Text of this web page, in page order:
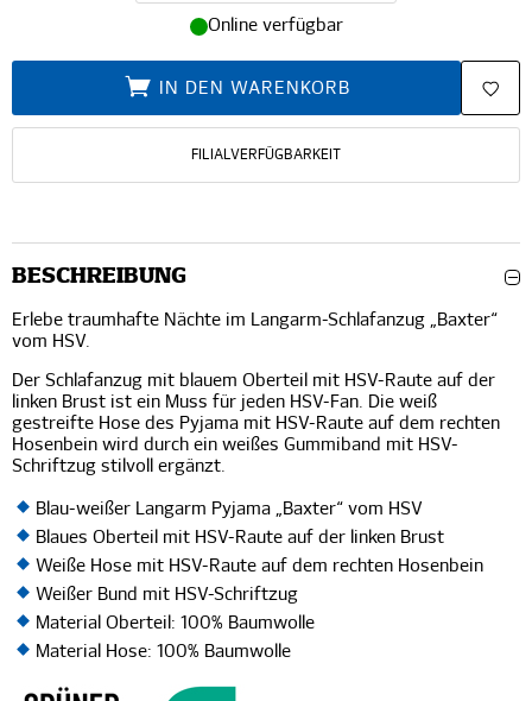
Online verfügbar
IN DEN WARENKORB
FILIALVERFÜGBARKEIT
BESCHREIBUNG
Erlebe traumhafte Nächte im Langarm-Schlafanzug „Baxter“
vom HSV.
Der Schlafanzug mit blauem Oberteil mit HSV-Raute auf der
linken Brust ist ein Muss für jeden HSV-Fan. Die weiß
gestreifte Hose des Pyjama mit HSV-Raute auf dem rechten
Hosenbein wird durch ein weißes Gummiband mit HSV-
Schriftzug stilvoll ergänzt.
Blau-weißer Langarm Pyjama „Baxter“ vom HSV
Blaues Oberteil mit HSV-Raute auf der linken Brust
Weiße Hose mit HSV-Raute auf dem rechten Hosenbein
Weißer Bund mit HSV-Schriftzug
Material Oberteil: 100% Baumwolle
Material Hose: 100% Baumwolle